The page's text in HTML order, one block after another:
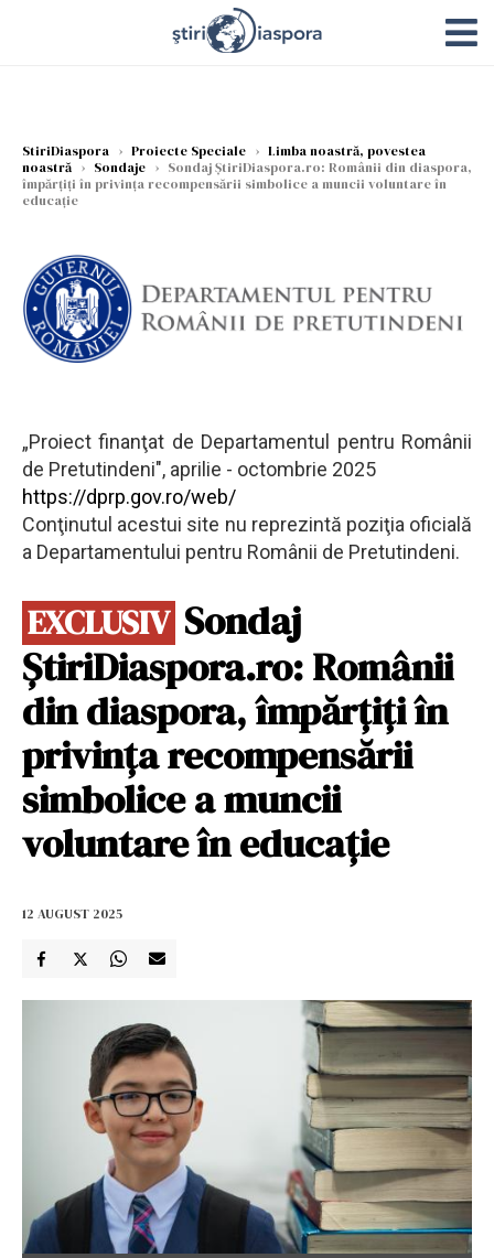
StiriDiaspora › Proiecte Speciale › Limba noastră, povestea
noastră › Sondaje › Sondaj ȘtiriDiaspora.ro: Românii din diaspora,
împărțiți în privința recompensării simbolice a muncii voluntare în
educație
„Proiect finanţat de Departamentul pentru Românii
de Pretutindeni", aprilie - octombrie 2025
https://dprp.gov.ro/web/
Conţinutul acestui site nu reprezintă poziţia oficială
a Departamentului pentru Românii de Pretutindeni.
EXCLUSIV Sondaj
ȘtiriDiaspora.ro: Românii
din diaspora, împărțiți în
privința recompensării
simbolice a muncii
voluntare în educație
12 AUGUST 2025